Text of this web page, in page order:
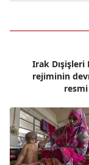
Irak Dışişleri
rejiminin